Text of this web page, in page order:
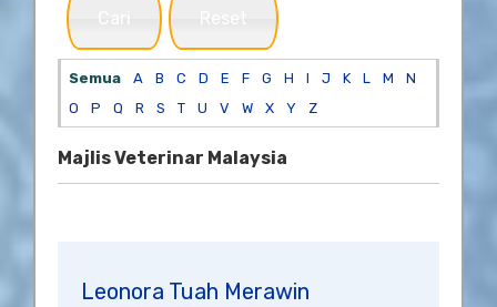
Cari Reset
Semua A B C D E F G H I J K L M
N
O
P Q R S T U V W X Y Z
Majlis Veterinar Malaysia
Leonora Tuah Merawin